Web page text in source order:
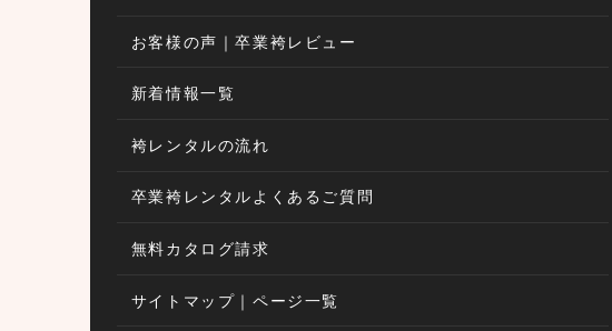
お客様の声｜卒業袴レビュー
新着情報一覧
袴レンタルの流れ
卒業袴レンタルよくあるご質問
無料カタログ請求
サイトマップ｜ページ一覧